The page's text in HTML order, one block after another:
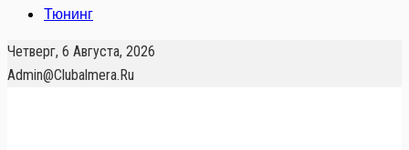
Тюнинг
Четверг, 6 Августа, 2026
Admin@clubalmera.ru